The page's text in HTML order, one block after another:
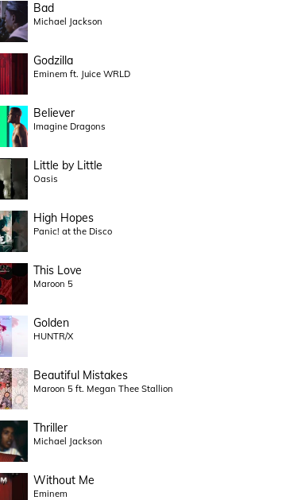
Bad
Michael Jackson
Godzilla
Eminem ft. Juice WRLD
Believer
Imagine Dragons
Little by Little
Oasis
High Hopes
Panic! at the Disco
This Love
Maroon 5
Golden
HUNTR/X
Beautiful Mistakes
Maroon 5 ft. Megan Thee Stallion
Thriller
Michael Jackson
Without Me
Eminem